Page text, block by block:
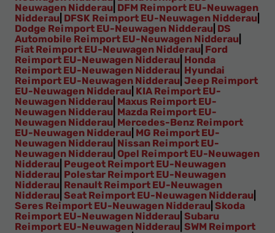
Neuwagen Nidderau DFM Reimport EU-Neuwagen
Nidderau DFSK Reimport EU-Neuwagen Nidderau
Dodge Reimport EU-Neuwagen Nidderau DS
Automobile Reimport EU-Neuwagen Nidderau
Fiat Reimport EU-Neuwagen Nidderau Ford
Reimport EU-Neuwagen Nidderau Honda
Reimport EU-Neuwagen Nidderau Hyundai
Reimport EU-Neuwagen Nidderau Jeep Reimport
EU-Neuwagen Nidderau KIA Reimport EU-
Neuwagen Nidderau Maxus Reimport EU-
Neuwagen Nidderau Mazda Reimport EU-
Neuwagen Nidderau Mercedes-Benz Reimport
EU-Neuwagen Nidderau MG Reimport EU-
Neuwagen Nidderau Nissan Reimport EU-
Neuwagen Nidderau Opel Reimport EU-Neuwagen
Nidderau Peugeot Reimport EU-Neuwagen
Nidderau Polestar Reimport EU-Neuwagen
Nidderau Renault Reimport EU-Neuwagen
Nidderau Seat Reimport EU-Neuwagen Nidderau
Seres Reimport EU-Neuwagen Nidderau Skoda
Reimport EU-Neuwagen Nidderau Subaru
Reimport EU-Neuwagen Nidderau SWM Reimport